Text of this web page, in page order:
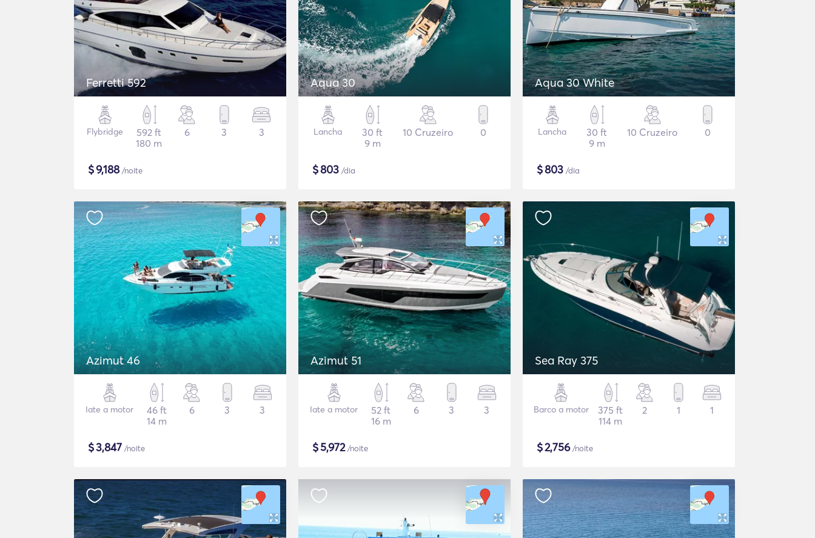
Ferretti 592
Flybridge
592 ft
180 m
6 3 3
$9,188/noite
Aqua 30
Lancha
30 ft
9 m
10 Cruzeiro 0
$803 /dia
Aqua 30 White
Lancha
30 ft
9 m
10 Cruzeiro 0
$803 /dia
Azimut 46
Iate a motor
46 ft
14 m
6 3 3
$3,847 /noite
Azimut 51
Iate a motor
52 ft
16 m
6 3 3
$5,972/noite
Sea Ray 375
Barco a motor
375 ft
114 m
2 1 1
$2,756/noite